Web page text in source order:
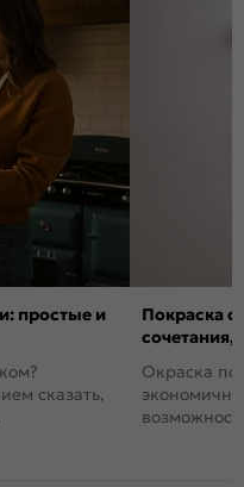
простые и
сказать,
Покраска
сочетания,
Окраска